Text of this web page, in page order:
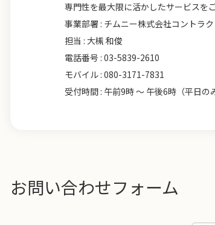
専門性を最大限に活かしたサービスを
事業部署 : チムニー株式会社コントラ
担当 : 大槻 和俊
電話番号 : 03-5839-2610
モバイル : 080-3171-7831
受付時間 : 午前9時 ～ 午後6時（平日の
お問い合わせフォーム